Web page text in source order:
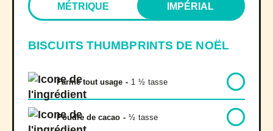
MÉTRIQUE IMPÉRIAL
BISCUITS THUMBPRINTS DE NOËL
Farine tout usage - 1 ½ tasse
Poudre de cacao - ½ tasse